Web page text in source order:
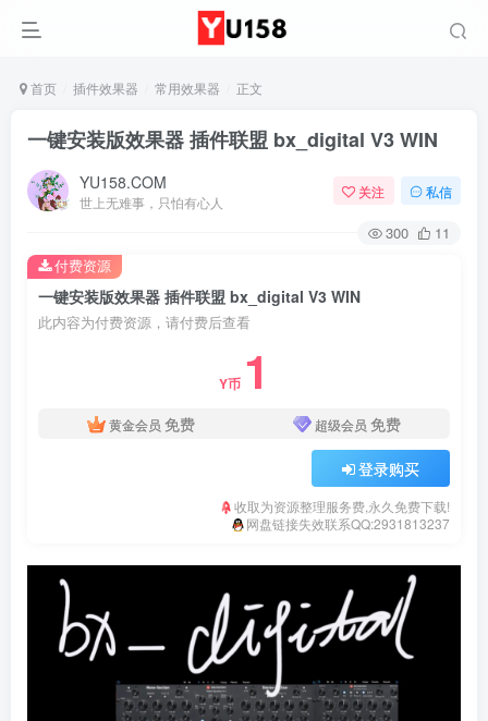
首页 插件效果器 常用效果器 正文
一键安装版效果器 插件联盟 bx_digital V3 WIN
YU158.COM
世上无难事，只怕有心人
关注 私信
300 11
一键安装版效果器 插件联盟 bx_digital V3 WIN
此内容为付费资源，请付费后查看
Y币 1
黄金会员 免费 超级会员 免费
登录购买
收取为资源整理服务费,永久免费下载!
网盘链接失效联系QQ:2931813237
付费资源